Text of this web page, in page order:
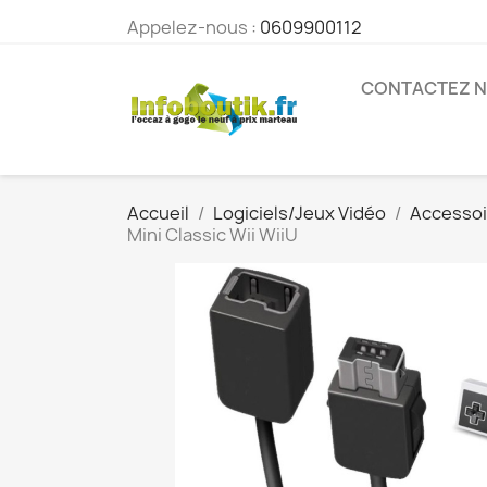
Appelez-nous : 0609900112
CONTACTEZ
Accueil Logiciels/Jeux Vidéo
Mini Classic Wii WiiU